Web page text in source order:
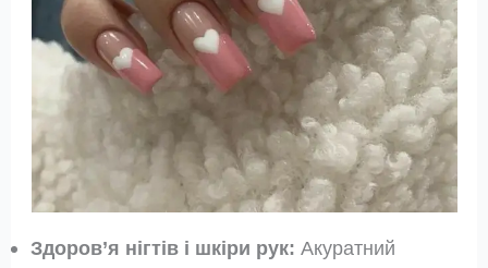
Здоров’я нігтів і шкіри рук: Акуратний